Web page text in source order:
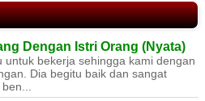
Dengan Istri Orang (Nyata)
untuk bekerja sehingga kami dengan
Dia begitu baik dan sangat